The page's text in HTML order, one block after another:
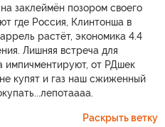
заклеймён позором своего
где Россия, Клинтонша в
растёт, экономика 4.4
Лишняя встреча для
импичментируют, от РДшек
купят и газ наш сжиженный
Раскрыть ветку